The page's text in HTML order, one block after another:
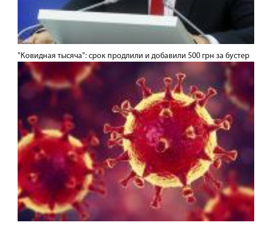
"Ковидная тысяча": срок продлили и добавили 500 грн за бустер